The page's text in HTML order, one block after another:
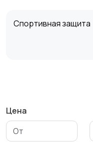
Спортивная защита
Спортивное питание
Цена